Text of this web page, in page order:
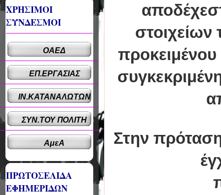
Στην
ΧΡΗΣΙΜΟΙ
ΣΥΝΔΕΣΜΟΙ
ΟΑΕΔ
ΕΠ.ΕΡΓΑΣΙΑΣ
ΙΝ.ΚΑΤΑΝΑΛΩΤΩΝ
ΣΥΝ.ΤΟΥ ΠΟΛΙΤΗ
ΑμεΑ
ΠΡΩΤΟΣΕΛΙΔΑ
ΕΦΗΜΕΡΙΔΩΝ